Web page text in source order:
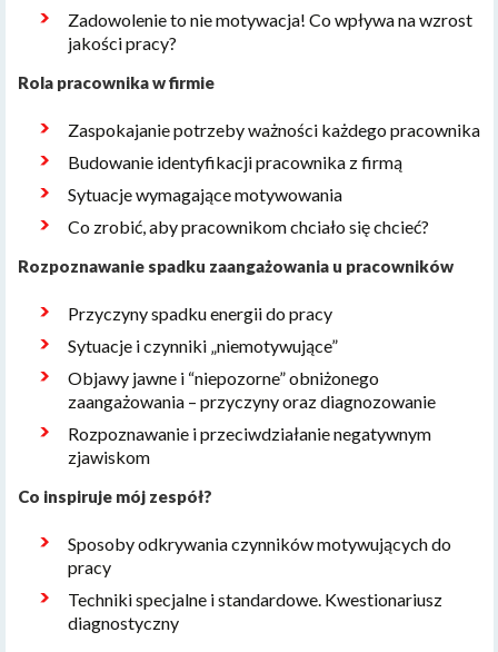
Zadowolenie to nie motywacja! Co wpływa na wzrost
jakości pracy?
Rola pracownika w firmie
Zaspokajanie potrzeby ważności każdego pracownika
Budowanie identyfikacji pracownika z firmą
Sytuacje wymagające motywowania
Co zrobić, aby pracownikom chciało się chcieć?
Rozpoznawanie spadku zaangażowania u pracowników
Przyczyny spadku energii do pracy
Sytuacje i czynniki „niemotywujące”
Objawy jawne i “niepozorne” obniżonego
zaangażowania – przyczyny oraz diagnozowanie
Rozpoznawanie i przeciwdziałanie negatywnym
zjawiskom
Co inspiruje mój zespół?
Sposoby odkrywania czynników motywujących do
pracy
Techniki specjalne i standardowe. Kwestionariusz
diagnostyczny